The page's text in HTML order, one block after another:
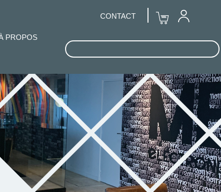
CONTACT
PROPOS